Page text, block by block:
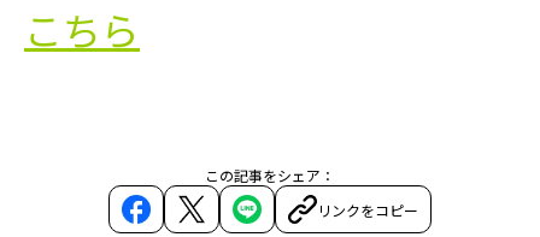
こちら
この記事をシェア：
リンクをコピー